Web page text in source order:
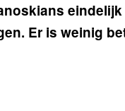
Er is weinig